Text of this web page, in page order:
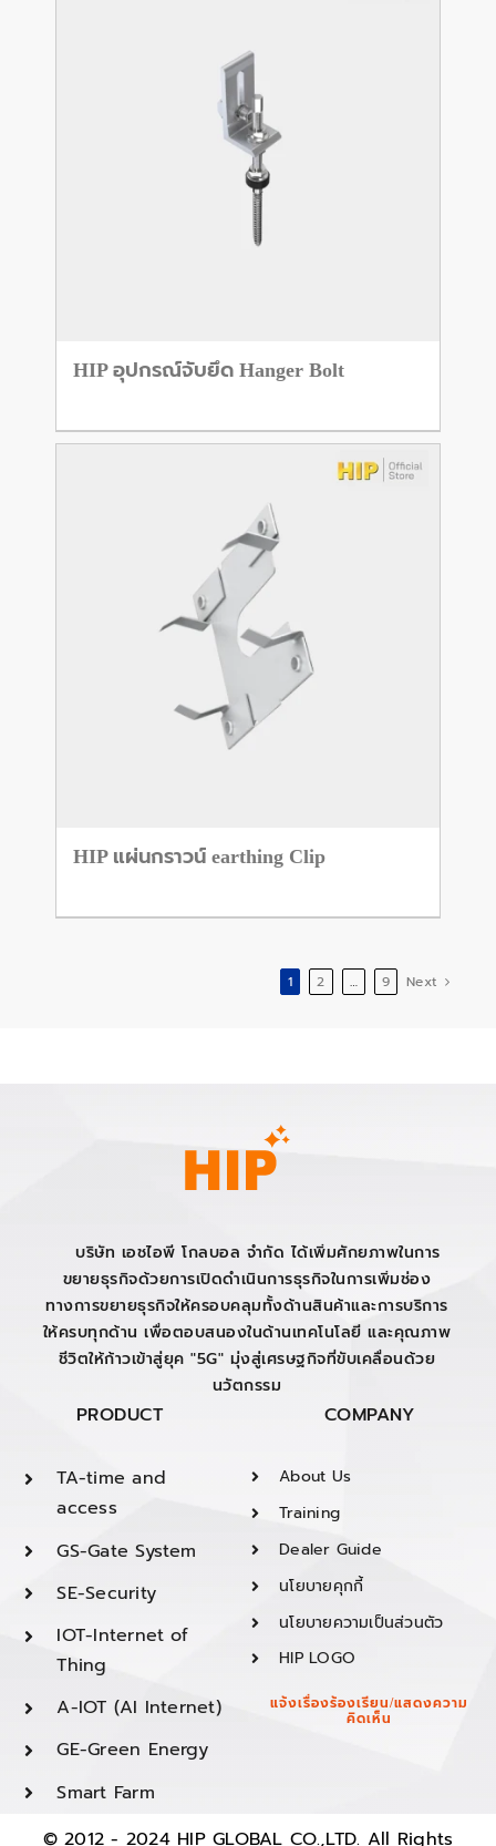
HIP อุปกรณ์จับยึด Hanger Bolt
HIP แผ่นกราวน์ earthing Clip
1 2 … 9 Next
บริษัท เอชไอพี โกลบอล จำกัด ได้เพิ่มศักยภาพในการ
ขยายธุรกิจด้วยการเปิดดำเนินการธุรกิจในการเพิ่มช่อง
ทางการขยายธุรกิจให้ครอบคลุมทั้งด้านสินค้าและการบริการ
ให้ครบทุกด้าน เพื่อตอบสนองในด้านเทคโนโลยี และคุณภาพ
ชีวิตให้ก้าวเข้าสู่ยุค "5G" มุ่งสู่เศรษฐกิจที่ขับเคลื่อนด้วย
นวัตกรรม
PRODUCT
TA-time and
access
GS-Gate System
SE-Security
IOT-Internet of
Thing
A-IOT (AI Internet)
GE-Green Energy
Smart Farm
COMPANY
About Us
Training
Dealer Guide
นโยบายคุกกี้
นโยบายความเป็นส่วนตัว
HIP LOGO
แจ้งเรื่องร้องเรียน/แสดงความ
คิดเห็น
© 2012 - 2024 HIP GLOBAL CO.,LTD. All Rights